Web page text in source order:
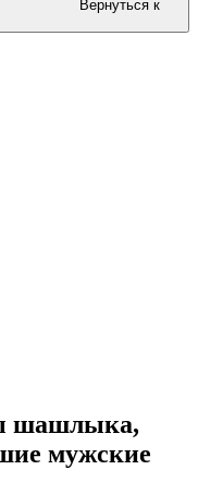
Вернуться к
шашлыка,
мужские